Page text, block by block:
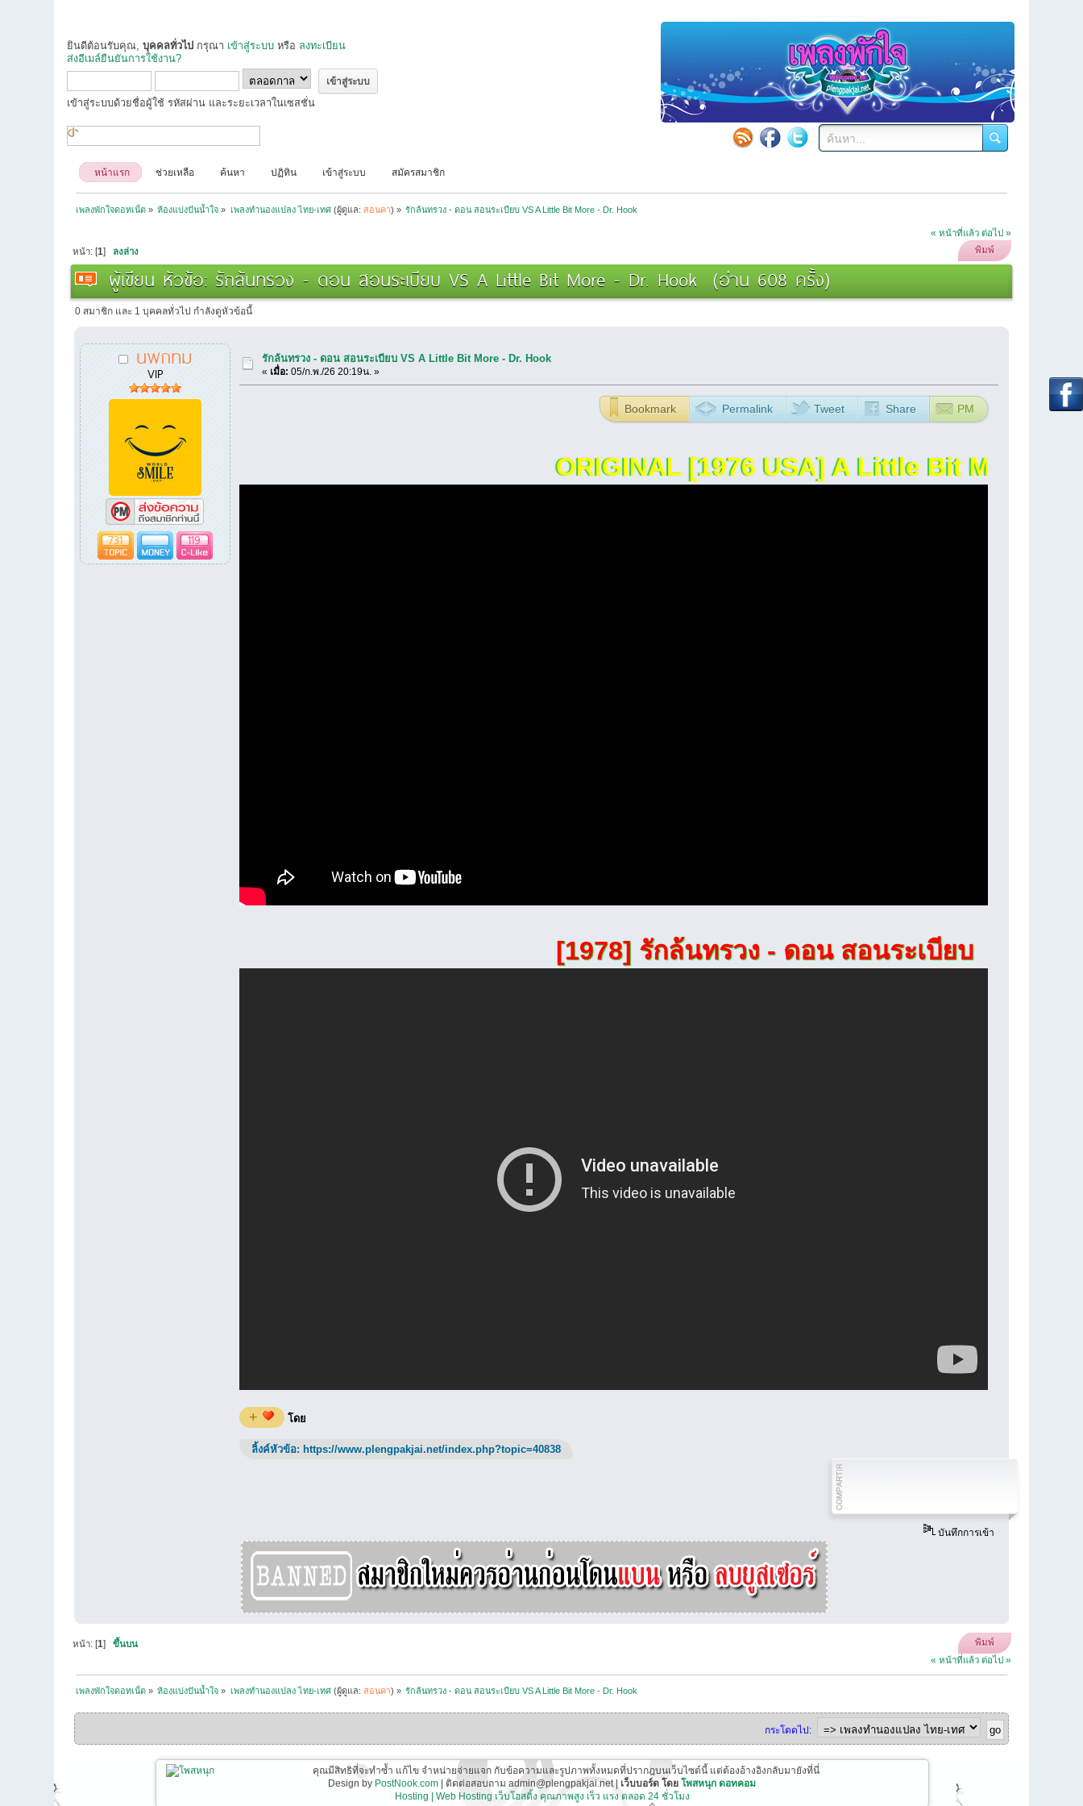
ยินดีต้อนรับคุณ,บุคคลทั่วไป กรุณา เข้าสู่ระบบ หรือ ลงทะเบียน
ส่งอีเมล์ยืนยันการใช้งาน?
เข้าสู่ระบบด้วยชื่อผู้ใช้ รหัสผ่าน และระยะเวลาในเซสชั่น
หน้าแรก ช่วยเหลือ ค้นหา ปฏิทิน เข้าสู่ระบบ สมัครสมาชิก
เพลงพักใจดอทเน็ต» ห้องแบ่งปันน้ำใจ » เพลงทำนองแปลง ไทย-เทศ(ผู้ดูแล: สอนคา) » รักล้นทรวง - ดอน สอนระเบียบ VS A Little Bit More - Dr. Hook
« หน้าที่แล้ว ต่อไป »
พิมพ์
หน้า: [1] ลงล่าง
ผู้เขียน หัวข้อ: รักล้นทรวง - ดอน สอนระเบียบ VS A Little Bit More - Dr. Hook (อ่าน 608 ครั้ง)
0 สมาชิก และ 1 บุคคลทั่วไป กำลังดูหัวข้อนี้
นพกทม
VIP
731 119
รักล้นทรวง - ดอน สอนระเบียบ VS A Little Bit More - Dr. Hook
« เมื่อ: 05/ก.พ./26 20:19น. »
Bookmark Permalink Tweet Share PM
ORIGINAL [1976 USA] A Little Bit More - Dr.
[1978] รักล้นทรวง - ดอน สอนระเบียบ
+ โดย
ลิ้งค์หัวข้อ: https://www.plengpakjai.net/index.php?topic=40838
บันทึกการเข้า
พิมพ์
หน้า: [1] ขึ้นบน
« หน้าที่แล้ว ต่อไป »
เพลงพักใจดอทเน็ต» ห้องแบ่งปันน้ำใจ » เพลงทำนองแปลง ไทย-เทศ(ผู้ดูแล: สอนคา) » รักล้นทรวง - ดอน สอนระเบียบ VS A Little Bit More - Dr. Hook
กระโดดไป:
คุณมีสิทธิที่จะทำซ้ำ แก้ไข จำหน่ายจ่ายแจก กับข้อความและรูปภาพทั้งหมดที่ปรากฎบนเว็บไซต์นี้ แต่ต้องอ้างอิงกลับมายังที่นี่
Design by PostNook.com | ติดต่อสอบถาม admin@plengpakjai.net | เว็บบอร์ด โดย โพสหนุก ดอทคอม
Hosting | Web Hosting เว็บโฮสติ้ง คุณภาพสูง เร็ว แรง ตลอด 24 ชั่วโมง